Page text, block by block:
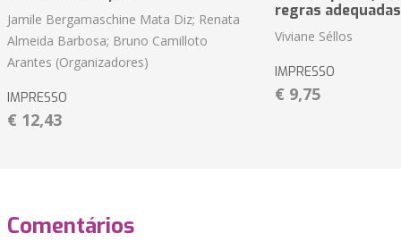
Jamile Bergamaschine Mata Diz; Renata
Almeida Barbosa; Bruno Camilloto
Arantes (Organizadores)
IMPRESSO
€ 12,43
regras
Viviane Séllos
IMPRESSO
€ 9,75
Comentários